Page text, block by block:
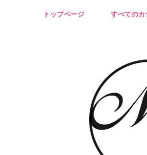
トップページ すべてのカ